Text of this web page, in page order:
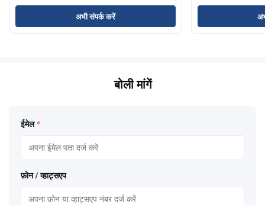
अभी संपर्क करें
बोली मांगें
ईमेल *
फ़ोन / व्हाट्सएप